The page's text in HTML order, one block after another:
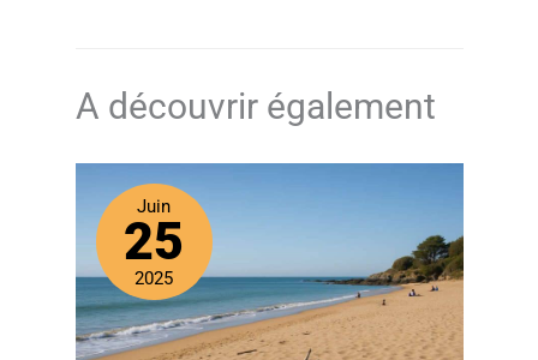
A découvrir également
Juin
25
2025